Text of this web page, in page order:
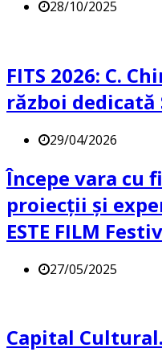
28/10/2025
FITS 2026: C.
război
29/04/2026
Începe vara cu
proiecții și
ESTE FILM
27/05/2025
Capital